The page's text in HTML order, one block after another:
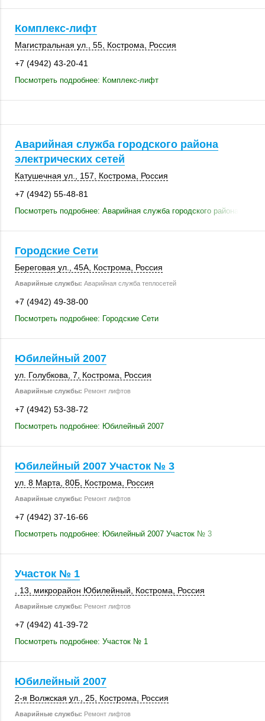
Комплекс-лифт
Магистральная ул., 55, Кострома
Россия
+7 (4942) 43-20-41
Посмотреть подробнее: Комплекс-лифт
Аварийная служба городского района
электрических сетей
Катушечная ул. 157 Кострома
Россия
+7 (4942) 55-48-81
Посмотреть подробнее: Аварийная служба городского района
Городские Сети
Береговая ул. 45А Кострома Россия
Аварийные службы: Аварийная служба теплосетей
+7 (4942) 49-38-00
Посмотреть подробнее: Городские Сети
Юбилейный 2007
ул. Голубкова, 7 Кострома Россия
Аварийные службы: Ремонт лифтов
+7 (4942) 53-38-72
Посмотреть подробнее: Юбилейный 2007
Юбилейный 2007 Участок № 3
ул. 8 Марта 80Б Кострома Россия
Аварийные службы: Ремонт лифтов
+7 (4942) 37-16-66
Посмотреть подробнее: Юбилейный 2007 Участок № 3
Участок № 1
, 13 , микрорайон Юбилейный, Кострома Россия
Аварийные службы: Ремонт лифтов
+7 (4942) 41-39-72
Посмотреть подробнее: Участок № 1
Юбилейный 2007
2-я Волжская ул., 25, Кострома Россия
Аварийные службы: Ремонт лифтов